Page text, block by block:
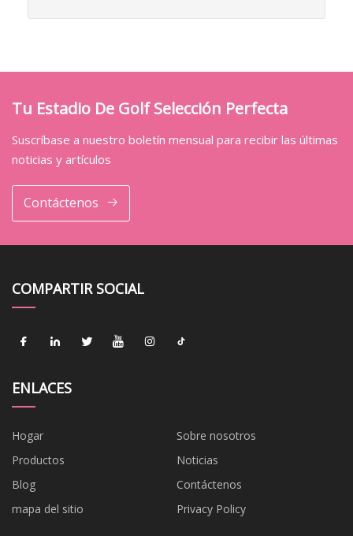
Tu Estadio De Golf Selección Perfecta
Suscríbase a nuestro boletín mensual para recibir las últimas
noticias y artículos
Contáctenos
COMPARTIR SOCIAL
ENLACES
Hogar
Sobre nosotros
Productos
Noticias
Blog
Contáctenos
mapa del sitio
Privacy Policy